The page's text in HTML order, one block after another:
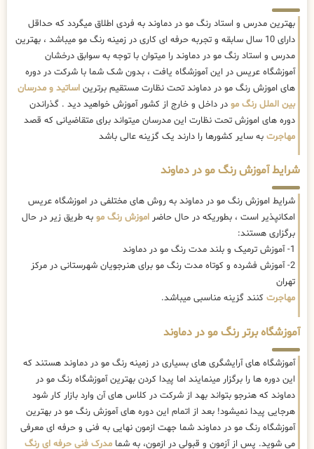
بهترین مدرس و استاد رنگ مو در دماوند به فردی اطلاق میگردد که حداقل
دارای 10 سال سابقه و تجربه حرفه ای کاری در زمینه رنگ مو میباشد ، بهترین
مدرس و استاد رنگ مو در دماوند را میتوان با توجه به سوابق درخشان
آموزشگاه عریس در این آموزشگاه یافت ، بدون شک شما با شرکت در دوره
های اموزش رنگ مو در دماوند تحت نظارت مستقیم برترین اساتید و مدرسان
بین الملل رنگ مو در داخل و خارج از کشور آموزش خواهید دید . گذراندن
دوره های اموزش تحت نظارت این مدرسان میتواند برای متقاضیانی که قصد
مهاجرت به سایر کشورها را دارند یک گزینه عالی باشد
شرایط آموزش رنگ مو در دماوند
شرایط اموزش رنگ مو در دماوند به روش های مختلفی در اموزشگاه عریس
امکانپذیر است ، بطوریکه در حال حاضر اموزش رنگ مو به طریق زیر در حال
برگزاری هستند:
1- آموزش ترمیک و بلند مدت رنگ مو در دماوند
2- آموزش فشرده و کوتاه مدت رنگ مو برای هنرجویان شهرستانی در مرکز
تهران
مهاجرت کنند گزینه مناسبی میباشد.
آموزشگاه برتر رنگ مو در دماوند
آموزشگاه های آرایشگری های بسیاری در زمینه رنگ مو در دماوند هستند که
این دوره ها را برگزار مینمایند اما پیدا کردن بهترین آموزشگاه رنگ مو در
دماوند که هنرجو بتواند بهد از شرکت در کلاس های آن وارد بازار کار شود
هرجایی پیدا نمیشود! بعد از اتمام این دوره های آموزش رنگ مو در بهترین
آموزشگاه رنگ مو در دماوند شما جهت ازمون نهایی به فنی و حرفه ای معرفی
می شوید. پس از آزمون و قبولی در ازمون، به شما مدرک فنی حرفه ای رنگ